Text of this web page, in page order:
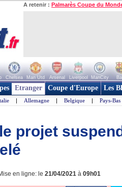
A retenir : Palmarès Coupe du
Chelsea Man Utd Arsenal Liverpool ManCity
Etranger Coupe d'Europe Les
| Allemagne | Belgique | Pays-Bas
projet
en ligne: le 21/04/2021 à 09h01